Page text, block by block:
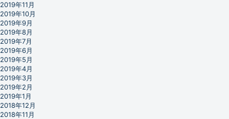
2019年11月
2019年10月
2019年9月
2019年8月
2019年7月
2019年6月
2019年5月
2019年4月
2019年3月
2019年2月
2019年1月
2018年12月
2018年11月